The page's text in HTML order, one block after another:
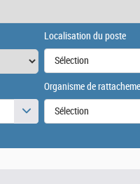
Localisation du poste
Sélection
Organisme de
Sélection